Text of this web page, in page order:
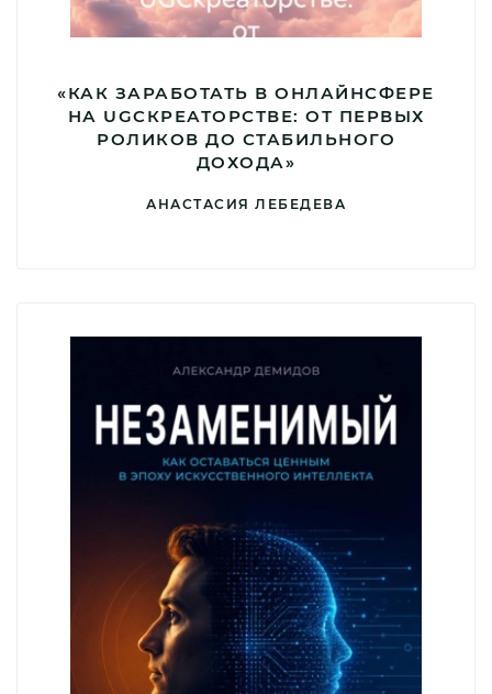
«КАК ЗАРАБОТАТЬ В ОНЛАЙНСФЕРЕ
НА UGCКРЕАТОРСТВЕ: ОТ ПЕРВЫХ
РОЛИКОВ ДО СТАБИЛЬНОГО
ДОХОДА»
АНАСТАСИЯ ЛЕБЕДЕВА